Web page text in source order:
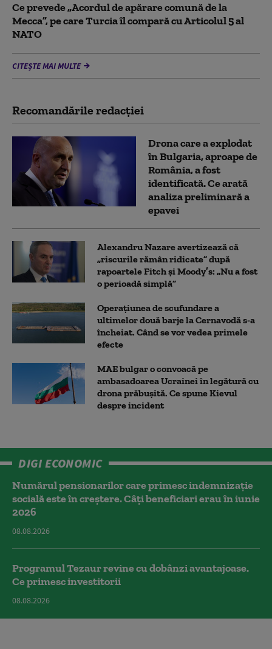
Ce prevede „Acordul de apărare comună de la
Mecca”, pe care Turcia îl compară cu Articolul 5 al
NATO
CITEȘTE MAI MULTE
Recomandările redacţiei
Drona care a explodat
în Bulgaria, aproape de
România, a fost
identificată. Ce arată
analiza preliminară a
epavei
Alexandru Nazare avertizează că
„riscurile rămân ridicate” după
rapoartele Fitch și Moody’s: „Nu a fost
o perioadă simplă”
Operațiunea de scufundare a
ultimelor două barje la Cernavodă s-a
încheiat. Când se vor vedea primele
efecte
MAE bulgar o convoacă pe
ambasadoarea Ucrainei în legătură cu
drona prăbuşită. Ce spune Kievul
despre incident
DIGI ECONOMIC
Numărul pensionarilor care primesc indemnizaţie
socială este în creștere. Câți beneficiari erau în iunie
2026
08.08.2026
Programul Tezaur revine cu dobânzi avantajoase.
Ce primesc investitorii
08.08.2026